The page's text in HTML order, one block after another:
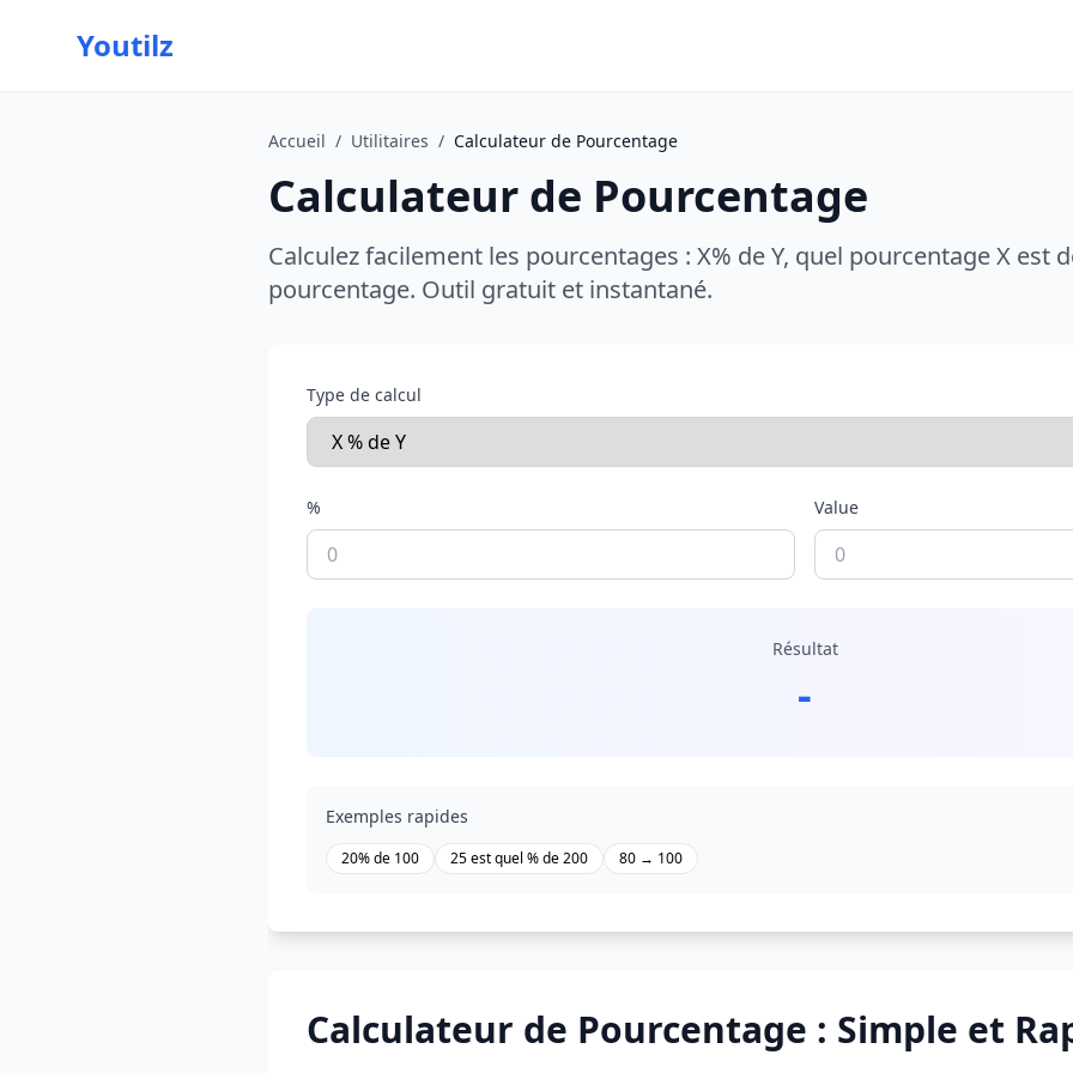
Youtilz
Accueil / Utilitaires / Calculateur de Pourcentage
Calculateur de Pourcentage
Calculez facilement les pourcentages : X% de Y, quel pourcentage X est
pourcentage. Outil gratuit et instantané.
Type de calcul
% Value
Résultat
-
Exemples rapides
20% de 100 25 est quel % de 200 80 → 100
Calculateur de Pourcentage : Simple et